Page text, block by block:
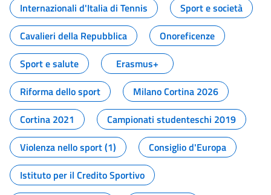
Internazionali d'Italia di Tennis
Sport e società
Cavalieri della Repubblica
Onoreficenze
Sport e salute
Erasmus+
Riforma dello sport
Milano Cortina 2026
Cortina 2021
Campionati studenteschi 2019
Violenza nello sport (1)
Consiglio d'Europa
Istituto per il Credito Sportivo